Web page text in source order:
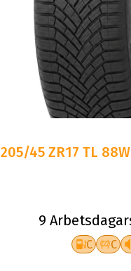
205/45 ZR17 TL
9
C C